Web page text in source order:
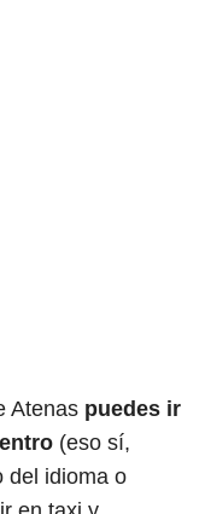
Atenas puedes ir
(eso sí,
del idioma o